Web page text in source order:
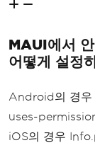
MAUI에서
어떻게 설정
Android의 경
uses-
iOS의 경우